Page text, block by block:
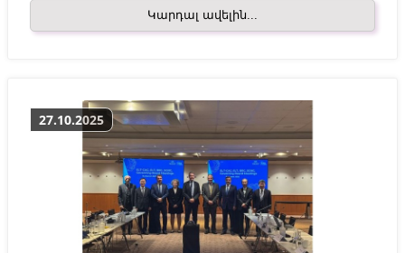
Կարդալ ավելին...
27.10.2025